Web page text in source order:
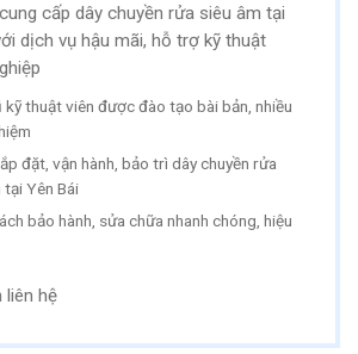
cấp dây chuyền rửa siêu âm tại
dịch vụ hậu mãi, hỗ trợ kỹ thuật
thuật viên được đào tạo bài bản, nhiều
đặt, vận hành, bảo trì dây chuyền rửa
tại Yên Bái
bảo hành, sửa chữa nhanh chóng, hiệu
liên hệ